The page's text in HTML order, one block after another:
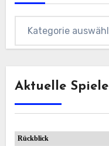
Aktuelle Spiele